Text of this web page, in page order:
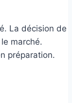
La décision de
marché.
préparation.